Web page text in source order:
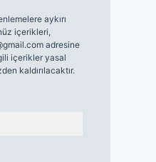
aykırı
içerikleri,
adresine
içerikler yasal
kaldırılacaktır.